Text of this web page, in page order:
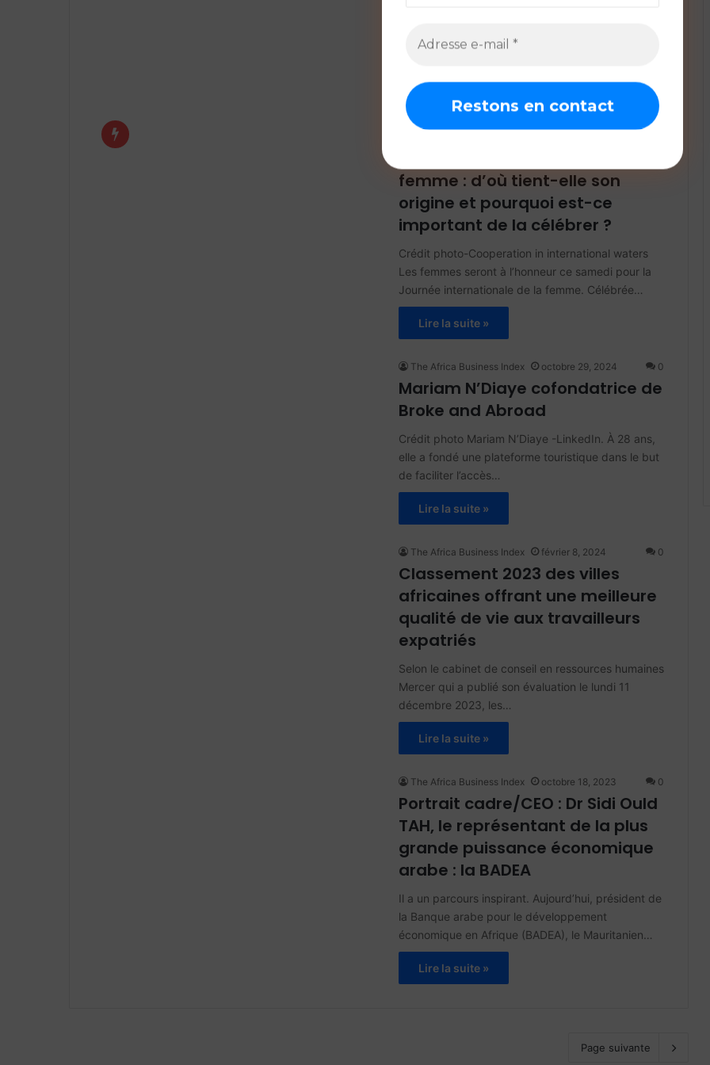
Crédit photo-Connectionivoirienne. L’élection du
développement (BAD) approche, et cinq candidats
femme : d’où tient-elle son
origine et pourquoi est-ce
important de la célébrer ?
Crédit photo-Cooperation in international waters
Les femmes seront à l’honneur ce samedi pour la
Journée internationale de la femme. Célébrée…
Lire la suite »
The Africa Business Index octobre 29, 2024 0
Mariam N’Diaye cofondatrice de
Broke and Abroad
Crédit photo Mariam N’Diaye -LinkedIn. À 28 ans,
elle a fondé une plateforme touristique dans le but
de faciliter l’accès…
Lire la suite »
The Africa Business Index février 8, 2024 0
Classement 2023 des villes
africaines offrant une meilleure
qualité de vie aux travailleurs
expatriés
Selon le cabinet de conseil en ressources humaines
Mercer qui a publié son évaluation le lundi 11
décembre 2023, les…
Lire la suite »
The Africa Business Index octobre 18, 2023 0
Portrait cadre/CEO : Dr Sidi Ould
TAH, le représentant de la plus
grande puissance économique
arabe : la BADEA
Il a un parcours inspirant. Aujourd’hui, président de
la Banque arabe pour le développement
économique en Afrique (BADEA), le Mauritanien…
Lire la suite »
Page suivante